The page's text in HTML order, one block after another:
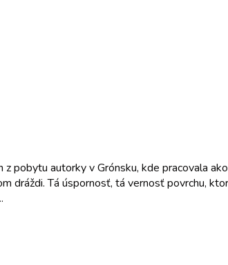
pobytu autorky v Grónsku, kde pracovala
dráždi. Tá úspornosť, tá vernosť povrchu,